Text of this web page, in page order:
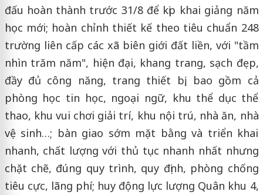
đấu hoàn thành trước 31/8 để kịp khai giảng năm
học mới; hoàn chỉnh thiết kế theo tiêu chuẩn 248
trường liên cấp các xã biên giới đất liền, với "tầm
nhìn trăm năm", hiện đại, khang trang, sạch đẹp,
đầy đủ công năng, trang thiết bị, bao gồm cả
phòng học tin học, ngoại ngữ, khu thể dục thể
thao, khu vui chơi giải trí, khu nội trú, nhà ăn, nhà
vệ sinh…; bàn giao sớm mặt bằng và triển khai
nhanh, chất lượng với thủ tục nhanh nhất nhưng
chặt chẽ, đúng quy trình, quy định, phòng chống
tiêu cực, lãng phí; huy động lực lượng Quân khu 4,